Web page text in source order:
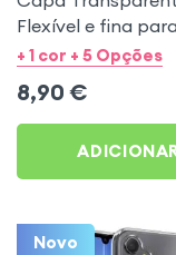
Flexível e fina para
Samsung Galaxy
+ 1 cor + 5 Opções
8,90 €
Novo